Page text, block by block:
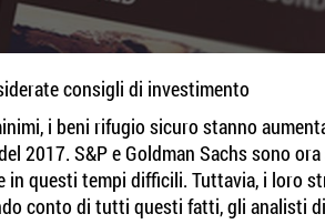
consigli di investimento
i beni rifugio sicuro stanno
2017. S&P e Goldman Sachs sono
in questi tempi difficili. Tuttavia, i loro
conto di tutti questi fatti, gli analisti